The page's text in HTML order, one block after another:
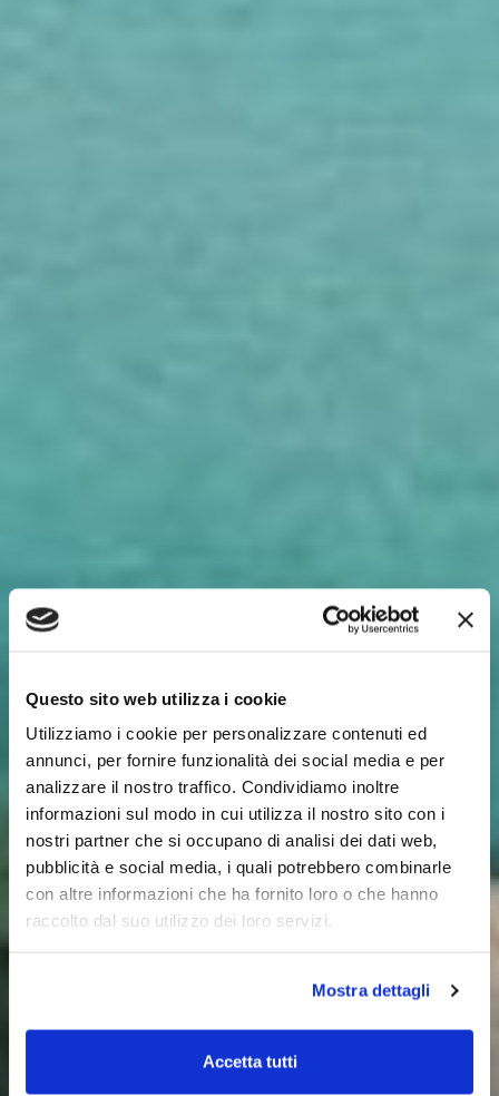
Questo sito web utilizza i cookie
Utilizziamo i cookie per personalizzare contenuti ed
annunci, per fornire funzionalità dei social media e per
analizzare il nostro traffico. Condividiamo inoltre
informazioni sul modo in cui utilizza il nostro sito con i
nostri partner che si occupano di analisi dei dati web,
pubblicità e social media, i quali potrebbero combinarle
con altre informazioni che ha fornito loro o che hanno
raccolto dal suo utilizzo dei loro servizi.
Mostra dettagli
Accetta tutti